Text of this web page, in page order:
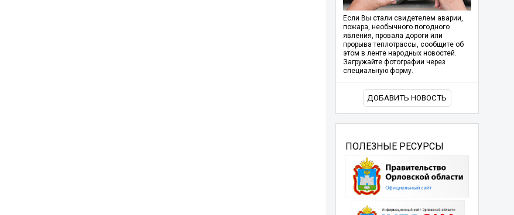
Если Вы стали свидетелем аварии,
пожара, необычного погодного
явления, провала дороги или
прорыва теплотрассы, сообщите об
этом в ленте народных новостей.
Загружайте фотографии через
специальную форму.
ДОБАВИТЬ НОВОСТЬ
ПОЛЕЗНЫЕ РЕСУРСЫ